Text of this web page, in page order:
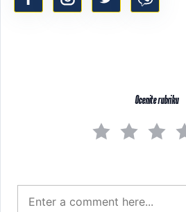
Ocenite rubriku